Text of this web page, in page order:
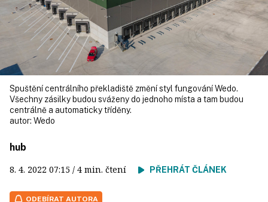
Spuštění centrálního překladiště změní styl fungování Wedo.
Všechny zásilky budou sváženy do jednoho místa a tam budou
centrálně a automaticky tříděny.
autor: Wedo
hub
8. 4. 2022 07:15 / 4 min. čtení PŘEHRÁT ČLÁNEK
ODEBÍRAT AUTORA